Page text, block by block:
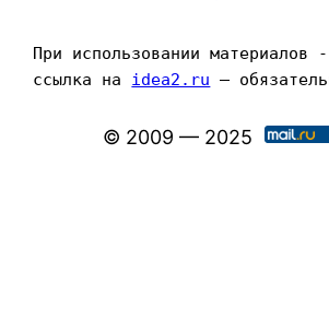
При использовании материалов
ссылка на idea2.ru —
© 2009 — 2025